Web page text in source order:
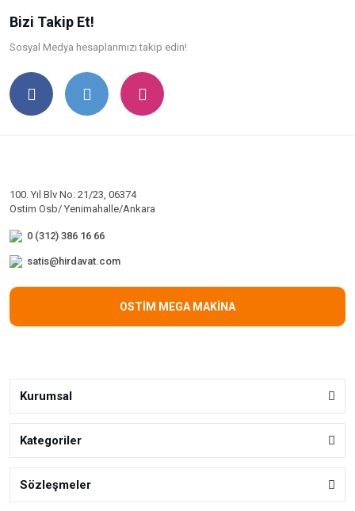
Bizi Takip Et!
Sosyal Medya hesaplarımızı takip edin!
100. Yıl Blv No: 21/23, 06374
Ostim Osb/ Yenimahalle/Ankara
0 (312) 386 16 66
satis@hirdavat.com
OSTİM MEGA MAKİNA
Kurumsal
Kategoriler
Sözleşmeler